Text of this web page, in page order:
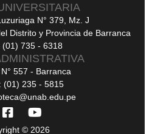
N° 379, Mz. J
Distrito y Provincia de Barranca
(01) 735 - 6318
557 - Barranca
(01) 235 - 5815
© 2026